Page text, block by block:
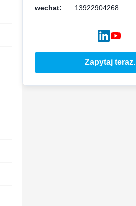
wechat:
13922904268
Zapytaj teraz.